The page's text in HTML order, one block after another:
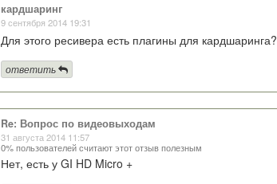
кардшаринг
9 сентября 2014 19:31
Для этого ресивера есть плагины для кардшаринга?
ответить
Re: Вопрос по видеовыходам
31 августа 2014 11:57
0% пользователей считают этот отзыв полезным
Нет, есть у GI HD Micro +